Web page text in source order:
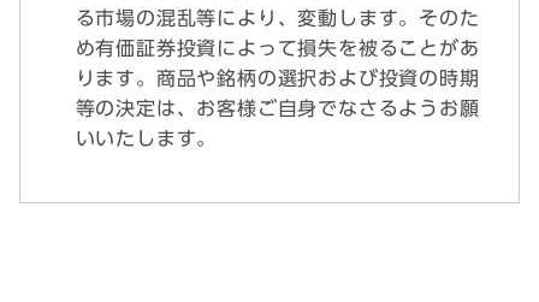
る市場の混乱等により、変動します。そのた
め有価証券投資によって損失を被ることがあ
ります。商品や銘柄の選択および投資の時期
等の決定は、お客様ご自身でなさるようお願
いいたします。